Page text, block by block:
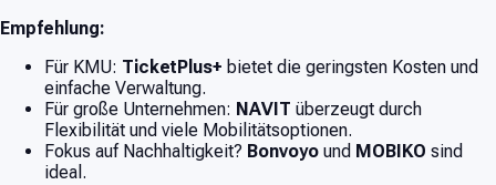
Empfehlung:
Für KMU: TicketPlus+ bietet die geringsten Kosten und
einfache Verwaltung.
Für große Unternehmen: NAVIT überzeugt durch
Flexibilität und viele Mobilitätsoptionen.
Fokus auf Nachhaltigkeit? Bonvoyo und MOBIKO sind
ideal.